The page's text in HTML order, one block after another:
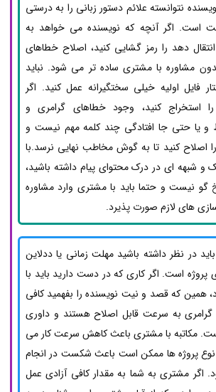
نتوانسته علائم دستور زبانی را به درستی
است. اگر آنچه که نویسنده می خواهد به
دهد را رمز گشایی کنید، اصلاح خطاهای
مشاوره با مشتری ساده تر می شود. نباید
فایل اولیه خیلی سختگیرانه عمل کنید. اگر
را استخراج کنید، وجود خطاهای گرامری و
و یا حتی جا افتادگی چند کلمه مهم نیست و
را اصلاح کنید تا به گوش مخاطب نهایی نرسد.با
و شبهه ای در درک محتوای پیام داشته باشید،
گو نیست و حتما باید با مشتری وارد مشاوره
های لازم صورت پذیرد.
در نظر داشته باشید مهلت زمانی یا ددلاین
پروژه است. اگر کاری که در دست دارید باید با
همین که قصد و نیت نویسنده را بفهمید کافی
به سرعت قابل اصلاح هستند و داوری
مکاتبه با مشتری باعث کاهش سرعت کار می
پروژه ها ممکن است باعث شکست در انجام
اگر مشتری به شما به مقدار کافی آزادی عمل